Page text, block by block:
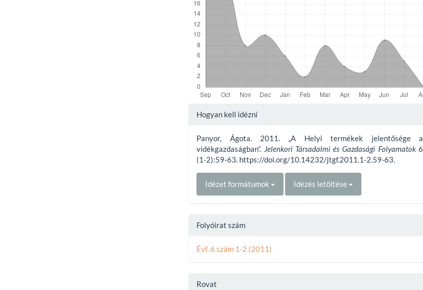
Article
Hogyan kell idézni
Panyor, Ágota. 2011. „A Helyi termékek jelentősége a
vidékgazdaságban”. Jelenkori Társadalmi és Gazdasági Folyamatok6
(1-2):59-63. https://doi.org/10.14232/jtgf.2011.1-2.59-63.
Idézet formátumok Idézés letöltése
Folyóirat szám
Évf. 6 szám 1-2 (2011)
Rovat